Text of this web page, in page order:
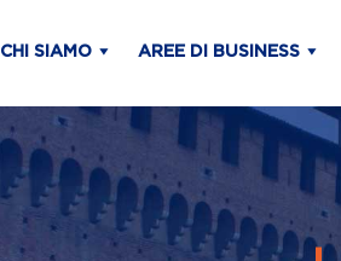
CHI SIAMO AREE DI BUSINESS